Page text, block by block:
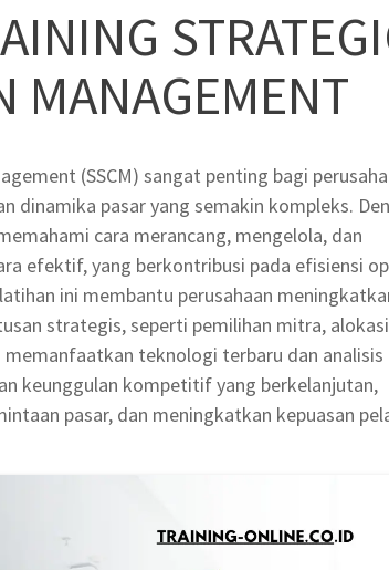
MANAGEMENT
(SSCM) sangat penting bagi
dinamika pasar yang semakin kompleks.
cara merancang, mengelola, dan
efektif, yang berkontribusi pada efisiensi
ini membantu perusahaan
strategis, seperti pemilihan mitra,
memanfaatkan teknologi terbaru dan
keunggulan kompetitif yang berkelanjutan,
pasar, dan meningkatkan kepuasan